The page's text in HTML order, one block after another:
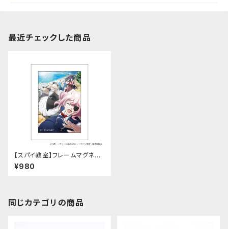
最近チェックした商品
【スパイ教室】フレームマグネット
（2nd Seasonティザー）
¥980
同じカテゴリの商品